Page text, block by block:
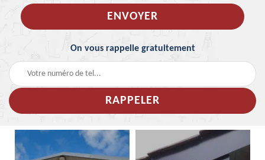
On vous rappelle gratuitement